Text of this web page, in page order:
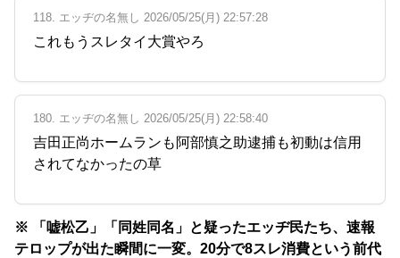
118. エッヂの名無し 2026/05/25(月) 22:57:28
これもうスレタイ大賞やろ
180. エッヂの名無し 2026/05/25(月) 22:58:40
吉田正尚ホームランも阿部慎之助逮捕も初動は信用
されてなかったの草
※ 「嘘松乙」「同姓同名」と疑ったエッヂ民たち、速報
テロップが出た瞬間に一変。20分で8スレ消費という前代